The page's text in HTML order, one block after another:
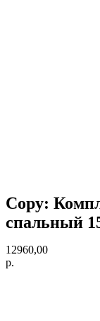
Copy:
спальный
12960,00
р.